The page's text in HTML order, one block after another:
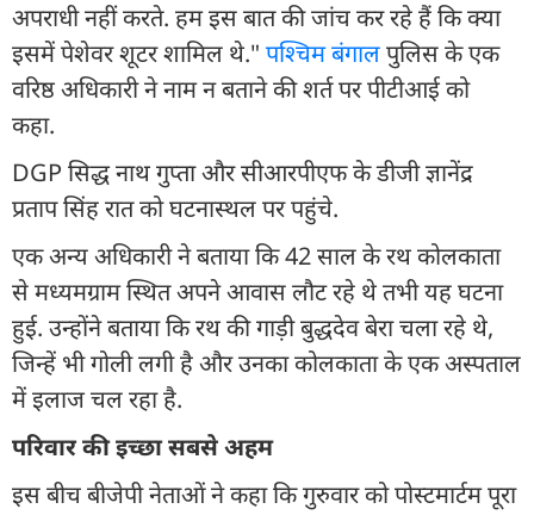
अपराधी नहीं करते. हम इस बात की जांच कर रहे हैं कि क्या
इसमें पेशेवर शूटर शामिल थे." पश्चिम बंगालपुलिस के एक
वरिष्ठ अधिकारी ने नाम न बताने की शर्त पर पीटीआई को
कहा.
DGP सिद्ध नाथ गुप्ता और सीआरपीएफ के डीजी ज्ञानेंद्र
प्रताप सिंह रात को घटनास्थल पर पहुंचे.
एक अन्य अधिकारी ने बताया कि 42 साल के रथ कोलकाता
से मध्यमग्राम स्थित अपने आवास लौट रहे थे तभी यह घटना
हुई. उन्होंने बताया कि रथ की गाड़ी बुद्धदेव बेरा चला रहे थे,
जिन्हें भी गोली लगी है और उनका कोलकाता के एक अस्पताल
में इलाज चल रहा है.
परिवार की इच्छा सबसे अहम
इस बीच बीजेपी नेताओं ने कहा कि गुरुवार को पोस्टमार्टम पूरा